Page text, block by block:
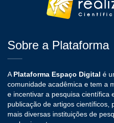
Sobre a Plataforma
A Plataforma Espaço Digital é
comunidade acadêmica e tem a
e incentivar a pesquisa científica
publicação de artigos científicos,
mais diversas instituições de